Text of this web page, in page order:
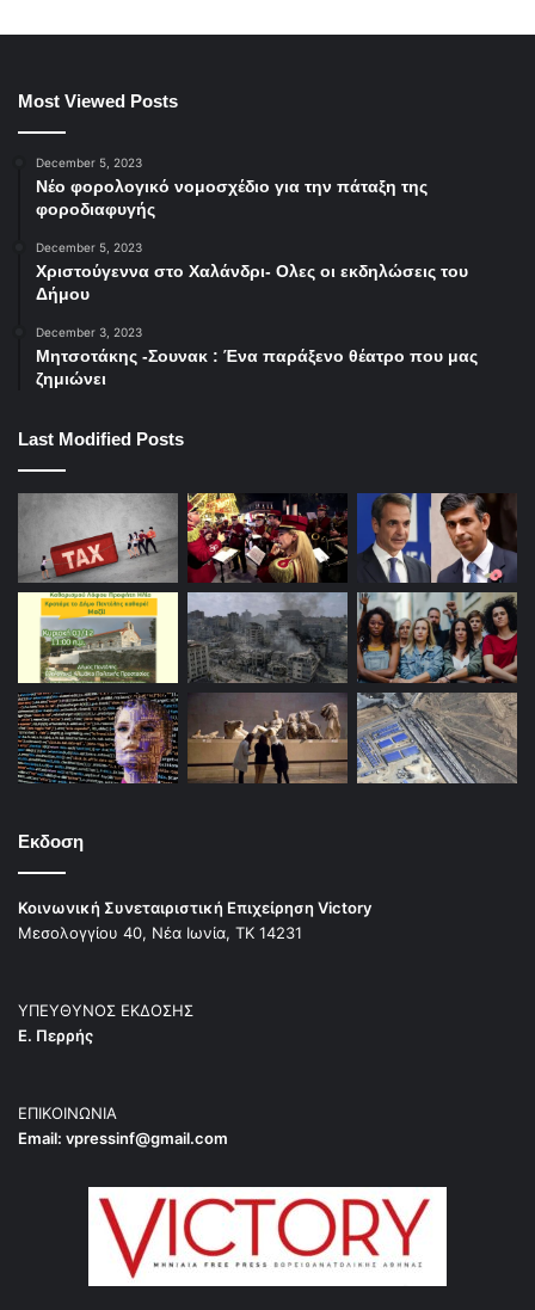
Most Viewed Posts
December 5, 2023
Νέο φορολογικό νομοσχέδιο για την πάταξη της
φοροδιαφυγής
December 5, 2023
Χριστούγεννα στο Χαλάνδρι- Ολες οι εκδηλώσεις του
Δήμου
December 3, 2023
Μητσοτάκης -Σουνακ : Ένα παράξενο θέατρο που μας
ζημιώνει
Last Modified Posts
Εκδοση
Κοινωνική Συνεταιριστική Επιχείρηση Victory
Μεσολογγίου 40, Νέα Ιωνία, ΤΚ 14231
ΥΠΕΥΘΥΝΟΣ ΕΚΔΟΣΗΣ
Ε. Περρής
ΕΠΙΚΟΙΝΩΝΙΑ
Email: vpressinf@gmail.com